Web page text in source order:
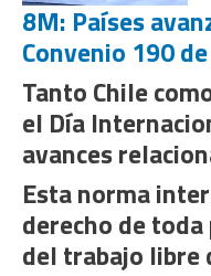
8M: Países
Convenio 190
Tanto Chile
el Día
avances
Esta norma
derecho de
del trabajo libre